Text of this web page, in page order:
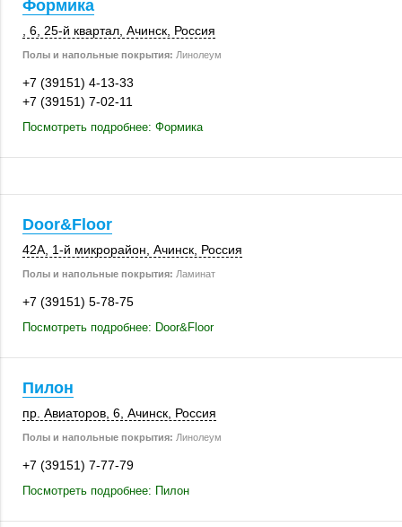
Формика
, 6 25-й квартал Ачинск Россия
Полы и напольные покрытия: Линолеум
+7 (39151) 4-13-33
+7 (39151) 7-02-11
Посмотреть подробнее: Формика
Door&Floor
42А 1-й микрорайон Ачинск Россия
Полы и напольные покрытия: Ламинат
+7 (39151) 5-78-75
Посмотреть подробнее: Door&Floor
Пилон
пр. Авиаторов, 6 Ачинск Россия
Полы и напольные покрытия: Линолеум
+7 (39151) 7-77-79
Посмотреть подробнее: Пилон